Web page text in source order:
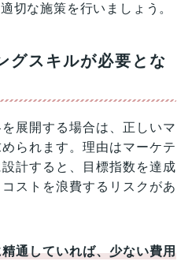
切な施策を行いましょう。
グスキルが必要とな
展開する場合は、正しいマ
られます。理由はマーケテ
計すると、目標指数を達成
ストを浪費するリスクがあ
通していれば、少ない費用